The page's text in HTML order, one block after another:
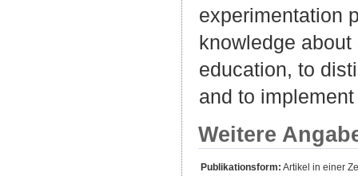
experimentation
knowledge
education, to
and to
Weitere
Publikationsform: Artikel in einer